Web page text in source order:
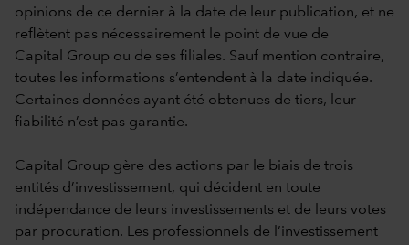
opinions de ce dernier à la date de leur publication, et ne
reflètent pas nécessairement le point de vue de
Capital Group ou de ses filiales. Sauf mention contraire,
toutes les informations s’entendent à la date indiquée.
Certaines données ayant été obtenues de tiers, leur
fiabilité n’est pas garantie.
Capital Group gère des actions par le biais de trois
entités d’investissement, qui décident en toute
indépendance de leurs investissements et de leurs votes
par procuration. Les professionnels de l’investissement